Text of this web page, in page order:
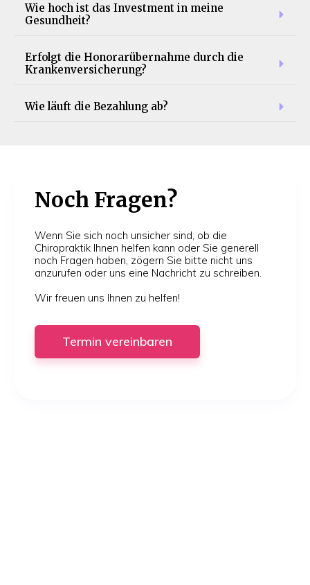
Wie hoch ist das Investment in meine
Gesundheit?
Erfolgt die Honorarübernahme durch die
Krankenversicherung?
Wie läuft die Bezahlung ab?
Noch Fragen?
Wenn Sie sich noch unsicher sind, ob die
Chiropraktik Ihnen helfen kann oder Sie generell
noch Fragen haben, zögern Sie bitte nicht uns
anzurufen oder uns eine Nachricht zu schreiben.
Wir freuen uns Ihnen zu helfen!
Termin vereinbaren